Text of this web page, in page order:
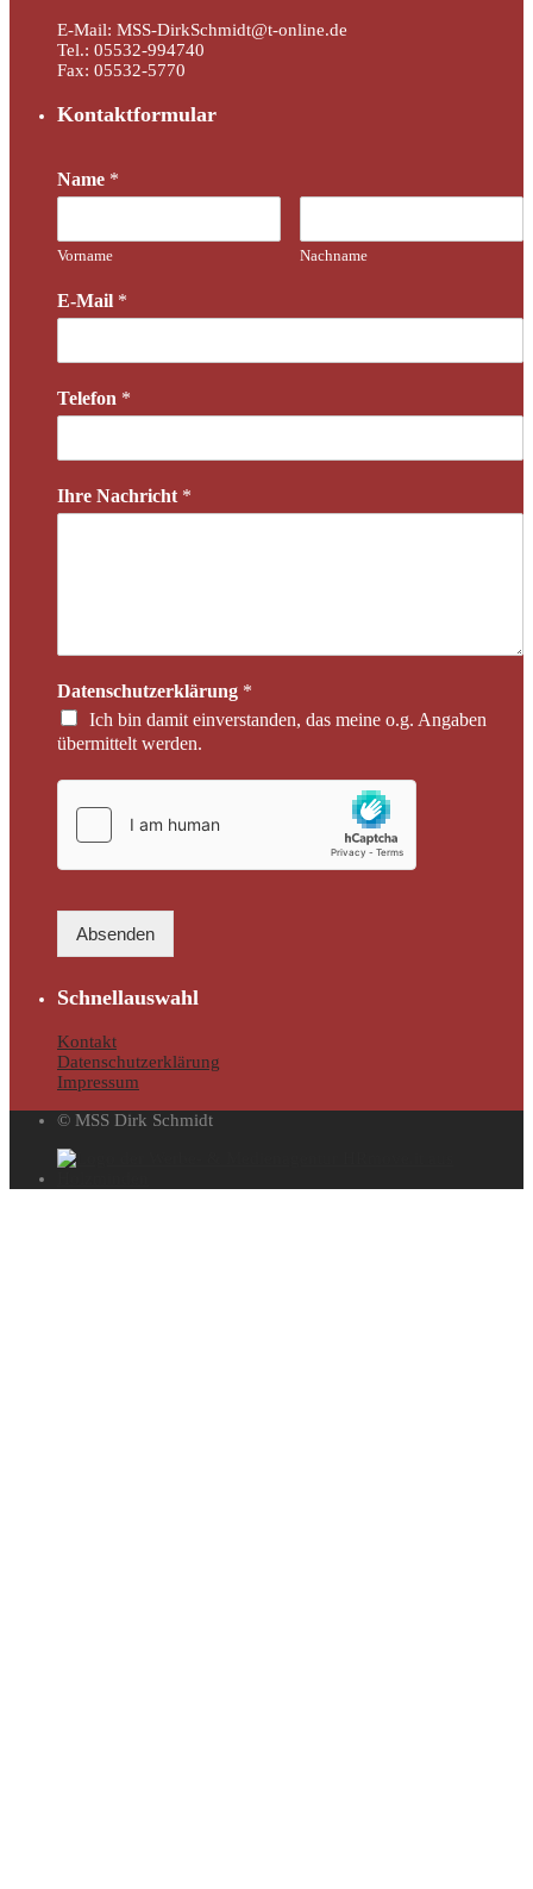
E-Mail: MSS-DirkSchmidt@t-online.de
Tel.: 05532-994740
Fax: 05532-5770
Kontaktformular
Name *
Vorname Nachname
E-Mail *
Telefon *
Ihre Nachricht *
Datenschutzerklärung *
Ich bin damit einverstanden, das meine o.g. Angaben
übermittelt werden.
Absenden
Schnellauswahl
Kontakt
Datenschutzerklärung
Impressum
© MSS Dirk Schmidt